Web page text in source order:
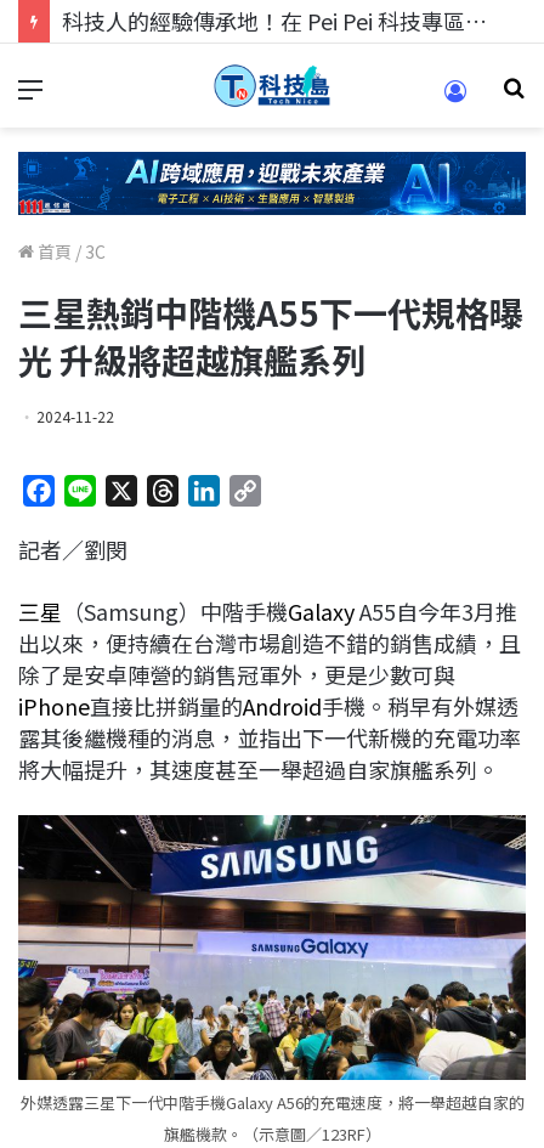
科技人的經驗傳承地！在 Pei Pei 科技專區，與學弟妹交流最硬核的技術
首頁 / 3C
三星熱銷中階機A55下一代規格曝
光 升級將超越旗艦系列
2024-11-22
c
b
o
o
k
n
a
d
s
e
d
I
n
L
i
n
k
記者／劉閔
三星 （Samsung）中階手機GalaxyA55自今年3月推
出以來，便持續在台灣市場創造不錯的銷售成績，且
除了是安卓陣營的銷售冠軍外，更是少數可與
iPhone直接比拼銷量的Android手機。稍早有外媒透
露其後繼機種的消息，並指出下一代新機的充電功率
將大幅提升，其速度甚至一舉超過自家旗艦系列。
外媒透露三星下一代中階手機Galaxy A56的充電速度，將一舉超越自家的
旗艦機款。（示意圖／123RF）